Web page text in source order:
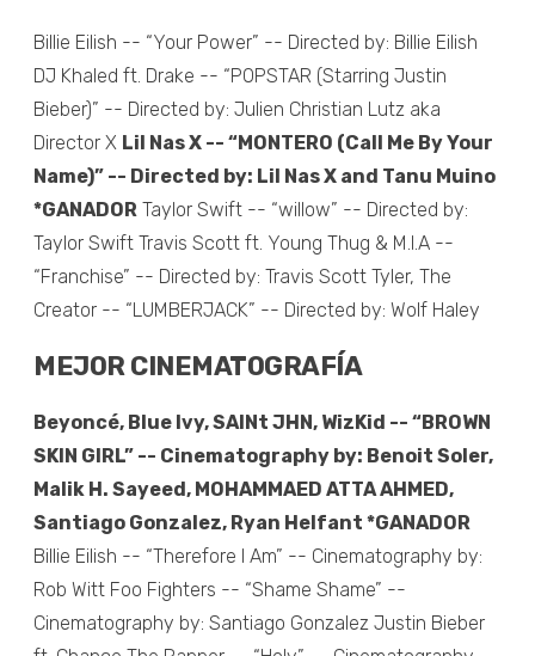
Billie Eilish -- “Your Power” -- Directed by: Billie Eilish
DJ Khaled ft. Drake -- “POPSTAR (Starring Justin
Bieber)” -- Directed by: Julien Christian Lutz aka
Director X Lil Nas X -- “MONTERO (Call Me By Your
Name)” -- Directed by: Lil Nas X and Tanu Muino
*GANADOR Taylor Swift -- “willow” -- Directed by:
Taylor Swift Travis Scott ft. Young Thug & M.I.A --
“Franchise” -- Directed by: Travis Scott Tyler, The
Creator -- “LUMBERJACK” -- Directed by: Wolf Haley
MEJOR CINEMATOGRAFÍA
Beyoncé, Blue Ivy, SAINt JHN, WizKid -- “BROWN
SKIN GIRL” -- Cinematography by: Benoit Soler,
Malik H. Sayeed, MOHAMMAED ATTA AHMED,
Santiago Gonzalez, Ryan Helfant *GANADOR
Billie Eilish -- “Therefore I Am” -- Cinematography by:
Rob Witt Foo Fighters -- “Shame Shame” --
Cinematography by: Santiago Gonzalez Justin Bieber